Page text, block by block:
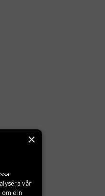
×
vår
din